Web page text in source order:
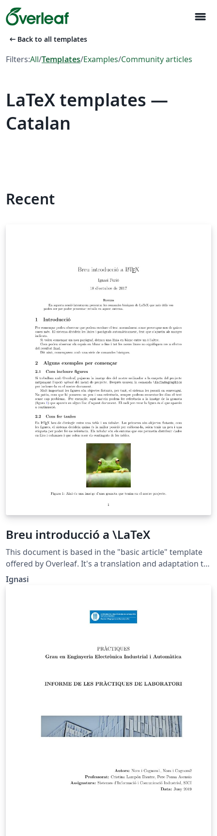
menu
arrow_left_alt Back to all templates
Filters:All/Templates/Examples/Community articles
LaTeX templates —
Catalan
Recent
Breu introducció a \LaTeX
This document is based in the "basic article" template
offered by Overleaf. It's a translation and adaptation to
catalan language. can be used as initial template for
documents written in catala. (Catalan description):
del document que ofereix "Overleaf" com exemple de
document bàsic. Presenta l'estructura d'un document
Ignasi